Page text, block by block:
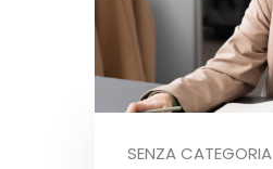
SENZA CATEGORIA